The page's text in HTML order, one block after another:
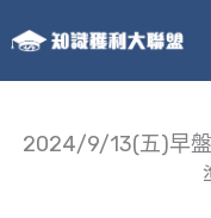
至
主
2024/9/13(五)早